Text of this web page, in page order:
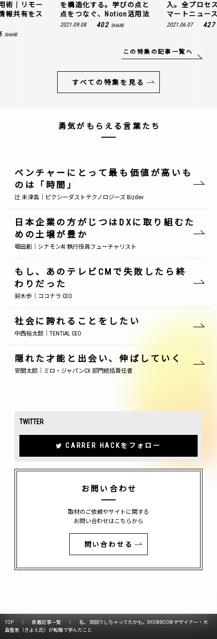
術｜リモー
報共有をス
SHARE
を構造化する。学びの点と
点をつなぐ、Notion活用法
2021.09.08 402 SHARE
入。全プロセ
マートニュー
2021.06.07 427
この特集の記事一覧へ
すべての特集を見る
勇気がもらえる言葉たち
ベンチャーにとって最も価値が高いも
のは「時間」
辻 未津高｜ピクシーダストテクノロジーズ Bizdev
日本企業の方がじつはDXに取り組むた
めの土壌が豊か
堀田創｜シナモンAI 執行役員フューチャリスト
もし、あのテレビCMで失敗したら終
わりだった
鈴木歩｜ココナラ CEO
社会に誇れることをしたい
中西裕太郎｜TENTIAL CEO
隠れた才能と出会い、伸ばしていく
安間太郎｜ミロ・ジャパンCX 部門統括責任者
TWITTER
CARRER HACKをフォロー
お問い合わせ
取材のご依頼やサイトに関する
お問い合わせはこちらから
問い合わせる
TOP 新着記事一覧
私、空回りしちゃってたかも。SHOWROOM デザイナー・大
島聖恵（きよえ氏）が転職で学んだこと